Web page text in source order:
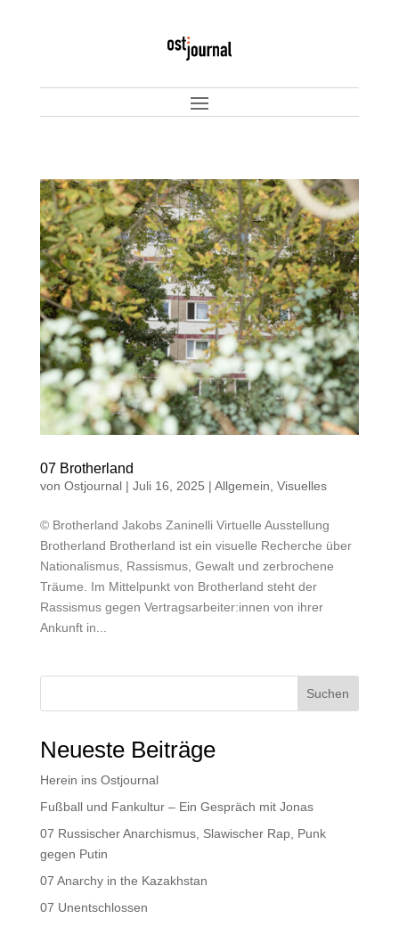
07 Brotherland
von Ostjournal| Juli 16, 2025 | Allgemein Visuelles
© Brotherland Jakobs Zaninelli Virtuelle Ausstellung
Brotherland Brotherland ist ein visuelle Recherche über
Nationalismus, Rassismus, Gewalt und zerbrochene
Träume. Im Mittelpunkt von Brotherland steht der
Rassismus gegen Vertragsarbeiter:innen von ihrer
Ankunft in...
Suchen
Neueste Beiträge
Herein ins Ostjournal
Fußball und Fankultur – Ein Gespräch mit Jonas
07 Russischer Anarchismus, Slawischer Rap, Punk
gegen Putin
07 Anarchy in the Kazakhstan
07 Unentschlossen